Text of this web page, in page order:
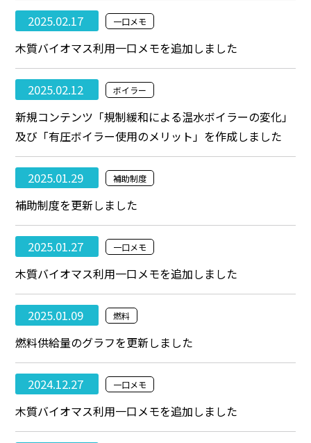
2025.02.17 一口メモ
木質バイオマス利用一口メモを追加しました
2025.02.12 ボイラー
新規コンテンツ「規制緩和による温水ボイラーの変化」
及び「有圧ボイラー使用のメリット」を作成しました
2025.01.29 補助制度
補助制度を更新しました
2025.01.27 一口メモ
木質バイオマス利用一口メモを追加しました
2025.01.09 燃料
燃料供給量のグラフを更新しました
2024.12.27 一口メモ
木質バイオマス利用一口メモを追加しました